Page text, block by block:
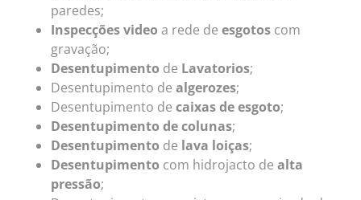
paredes;
Inspecções video a rede de esgotos com
gravação;
Desentupimento de Lavatorios;
Desentupimento de algerozes;
Desentupimento de caixas de esgoto;
Desentupimento de colunas;
Desentupimento de lava loiças;
Desentupimento com hidrojacto de alta
pressão;